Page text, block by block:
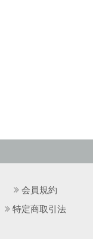
会員規約
特定商取引法